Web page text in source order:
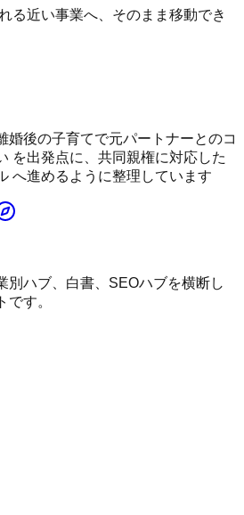
る近い事業へ、そのまま移動でき
婚後の子育てで元パートナーとのコ
を出発点に、共同親権に対応した
へ進めるように整理しています
別ハブ、白書、SEOハブを横断し
す。